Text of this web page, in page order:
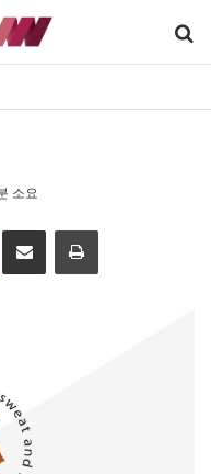
소요
이메일 인쇄